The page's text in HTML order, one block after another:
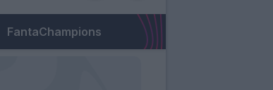
FantaChampions